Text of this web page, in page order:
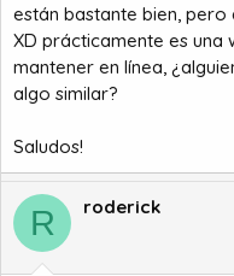
están bastante bien,
XD prácticamente es una
mantener en línea,
algo similar?
Saludos!
R roderick